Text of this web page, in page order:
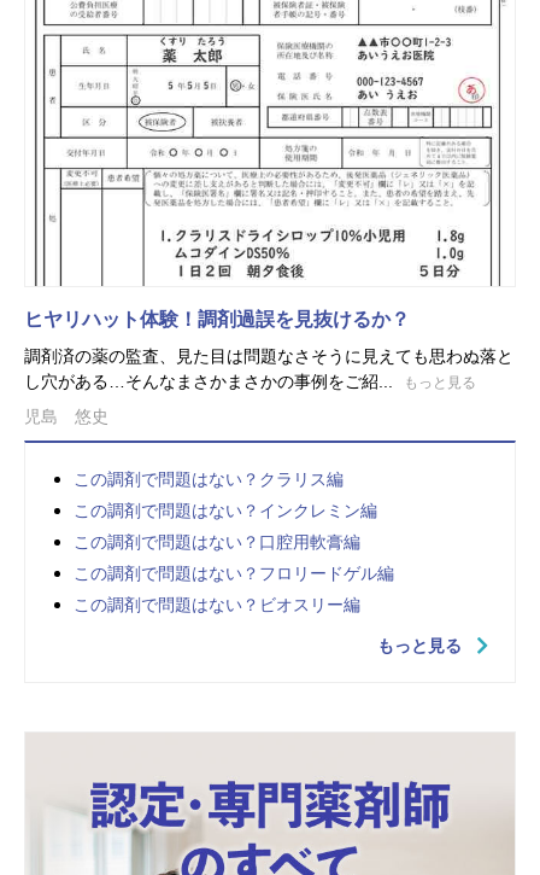
ヒヤリハット体験！調剤過誤を見抜けるか？
調剤済の薬の監査、見た目は問題なさそうに見えても思わぬ落と
し穴がある…そんなまさかまさかの事例をご紹...
もっと見る
児島 悠史
この調剤で問題はない？クラリス編
この調剤で問題はない？インクレミン編
この調剤で問題はない？口腔用軟膏編
この調剤で問題はない？フロリードゲル編
この調剤で問題はない？ビオスリー編
もっと見る